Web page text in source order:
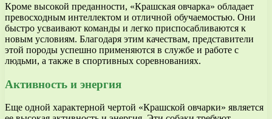
Кроме высокой преданности, «Крашская овчарка» обладает
превосходным интеллектом и отличной обучаемостью. Они
быстро усваивают команды и легко приспосабливаются к
новым условиям. Благодаря этим качествам, представители
этой породы успешно применяются в службе и работе с
людьми, а также в спортивных соревнованиях.
Активность и энергия
Еще одной характерной чертой «Крашской овчарки» является